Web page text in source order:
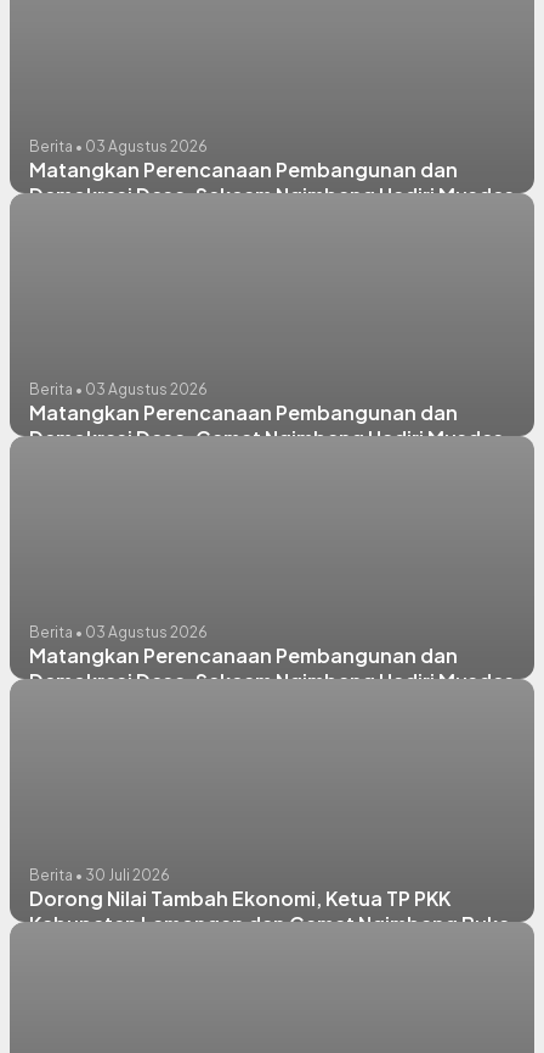
Berita • 03 Agustus 2026
Matangkan Perencanaan Pembangunan dan
Demokrasi Desa, Sekcam Ngimbang Hadiri Musdes
Berita • 03 Agustus 2026
Matangkan Perencanaan Pembangunan dan
Demokrasi Desa, Camat Ngimbang Hadiri Musdes
Berita • 03 Agustus 2026
Matangkan Perencanaan Pembangunan dan
Demokrasi Desa, Sekcam Ngimbang Hadiri Musdes
Berita • 30 Juli 2026
Dorong Nilai Tambah Ekonomi, Ketua TP PKK
Kabupaten Lamongan dan Camat Ngimbang Buka